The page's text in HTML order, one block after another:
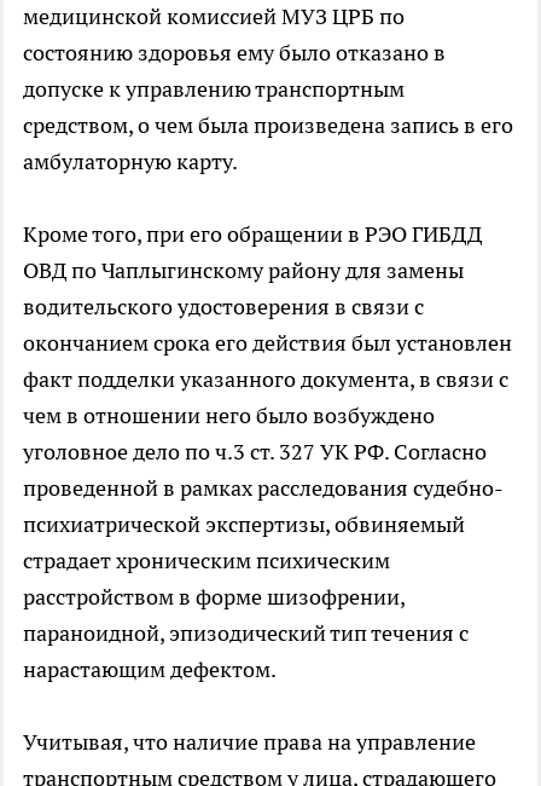
медицинской комиссией МУЗ ЦРБ по
состоянию здоровья ему было отказано в
допуске к управлению транспортным
средством, о чем была произведена запись в его
амбулаторную карту.
Кроме того, при его обращении в РЭО ГИБДД
ОВД по Чаплыгинскому району для замены
водительского удостоверения в связи с
окончанием срока его действия был установлен
факт подделки указанного документа, в связи с
чем в отношении него было возбуждено
уголовное дело по ч.3 ст. 327 УК РФ. Согласно
проведенной в рамках расследования судебно-
психиатрической экспертизы, обвиняемый
страдает хроническим психическим
расстройством в форме шизофрении,
параноидной, эпизодический тип течения с
нарастающим дефектом.
Учитывая, что наличие права на управление
транспортным средством у лица, страдающего